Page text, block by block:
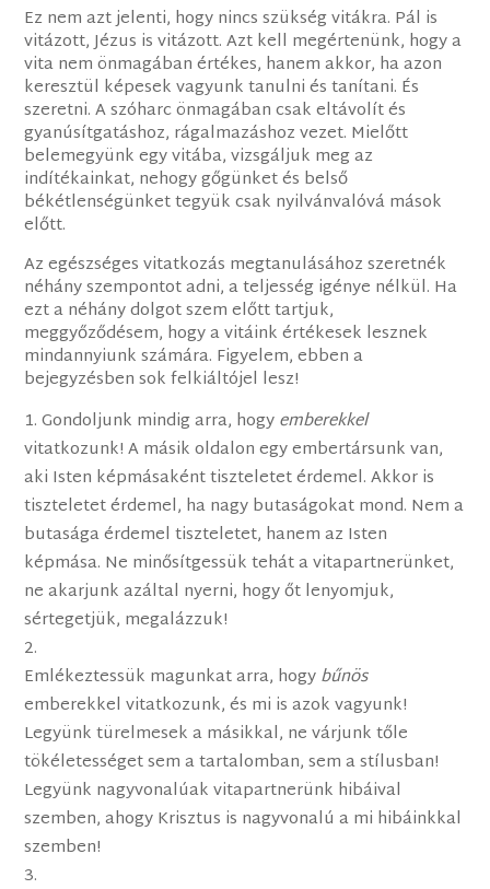
Ez nem azt jelenti, hogy nincs szükség vitákra. Pál is
vitázott, Jézus is vitázott. Azt kell megértenünk, hogy a
vita nem önmagában értékes, hanem akkor, ha azon
keresztül képesek vagyunk tanulni és tanítani. És
szeretni. A szóharc önmagában csak eltávolít és
gyanúsítgatáshoz, rágalmazáshoz vezet. Mielőtt
belemegyünk egy vitába, vizsgáljuk meg az
indítékainkat, nehogy gőgünket és belső
békétlenségünket tegyük csak nyilvánvalóvá mások
előtt.
Az egészséges vitatkozás megtanulásához szeretnék
néhány szempontot adni, a teljesség igénye nélkül. Ha
ezt a néhány dolgot szem előtt tartjuk,
meggyőződésem, hogy a vitáink értékesek lesznek
mindannyiunk számára. Figyelem, ebben a
bejegyzésben sok felkiáltójel lesz!
Gondoljunk mindig arra, hogyemberekkel
vitatkozunk! A másik oldalon egy embertársunk van,
aki Isten képmásaként tiszteletet érdemel. Akkor is
tiszteletet érdemel, ha nagy butaságokat mond. Nem a
butasága érdemel tiszteletet, hanem az Isten
képmása. Ne minősítgessük tehát a vitapartnerünket,
ne akarjunk azáltal nyerni, hogy őt lenyomjuk,
sértegetjük, megalázzuk!
Emlékeztessük magunkat arra, hogybűnös
emberekkel vitatkozunk, és mi is azok vagyunk!
Legyünk türelmesek a másikkal, ne várjunk tőle
tökéletességet sem a tartalomban, sem a stílusban!
Legyünk nagyvonalúak vitapartnerünk hibáival
szemben, ahogy Krisztus is nagyvonalú a mi hibáinkkal
szemben!